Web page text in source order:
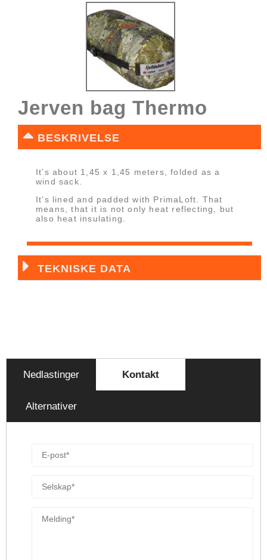
Jerven bag Thermo
BESKRIVELSE
It’s about 1,45 x 1,45 meters, folded as a
wind sack.
It’s lined and padded with PrimaLoft. That
means, that it is not only heat reflecting, but
also heat insulating.
TEKNISKE DATA
Nedlastinger Kontakt
Alternativer